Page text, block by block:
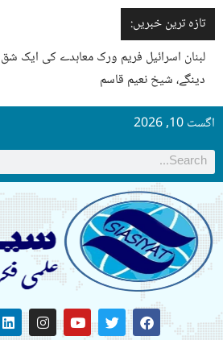
تازہ ترین خبریں:
لبنان اسرائیل فریم ورک معاہدے کی ایک شق
دینگے، شیخ نعیم قاسم
اگست 10, 2026